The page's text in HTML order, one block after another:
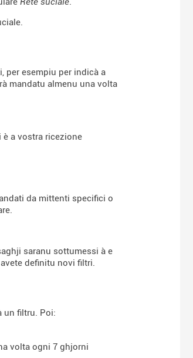
per esempiu per indicà a
mandatu almenu una volta
a vostra ricezione
da mittenti specifici o
saranu sottumessi à e
definitu novi filtri.
un filtru. Poi:
volta ogni 7 ghjorni